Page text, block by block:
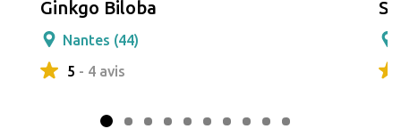
Ginkgo Biloba
Nantes (44)
5 - 4 avis